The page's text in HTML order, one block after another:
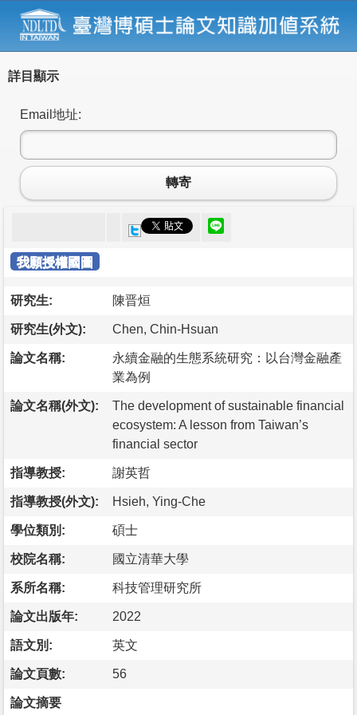
詳目顯示
Email地址:
轉寄
我願授權國圖
研究生: 陳晋烜
研究生(外文): Chen, Chin-Hsuan
論文名稱:
永續金融的生態系統研究：以台灣金融產
業為例
論文名稱(外文):
The development of sustainable financial
ecosystem: A lesson from Taiwan’s
financial sector
指導教授: 謝英哲
指導教授(外文): Hsieh, Ying-Che
學位類別: 碩士
校院名稱: 國立清華大學
系所名稱: 科技管理研究所
論文出版年: 2022
語文別: 英文
論文頁數: 56
論文摘要